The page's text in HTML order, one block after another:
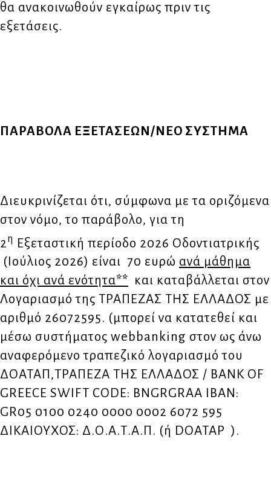
θα ανακοινωθούν εγκαίρως πριν τις
εξετάσεις.
ΠΑΡΑΒΟΛΑ ΕΞΕΤΑΣΕΩΝ/ΝΕΟ ΣΥΣΤΗΜΑ
Διευκρινίζεται ότι, σύμφωνα με τα οριζόμενα
στον νόμο, το παράβολο, για τη
2η Εξεταστική περίοδο 2026 Οδοντιατρικής
(Ιούλιος 2026) είναι 70 ευρώ ανά μάθημα
και όχι ανά ενότητα** και καταβάλλεται στον
Λογαριασμό της ΤΡΑΠΕΖΑΣ ΤΗΣ ΕΛΛΑΔΟΣ με
αριθμό 26072595. (μπορεί να κατατεθεί και
μέσω συστήματος webbanking στον ως άνω
αναφερόμενο τραπεζικό λογαριασμό του
ΔΟΑΤΑΠ,ΤΡΑΠΕΖΑ ΤΗΣ ΕΛΛΑΔΟΣ / BANK OF
GREECE SWIFT CODE: BNGRGRAA IBAN:
GR05 0100 0240 0000 0002 6072 595
ΔΙΚΑΙΟΥΧΟΣ: Δ.Ο.Α.Τ.Α.Π. (ή DOATAP ).